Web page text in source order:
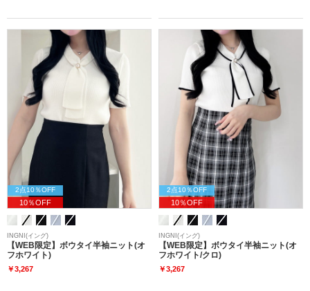
2点10％OFF
10％OFF
INGNI(イング)
【WEB限定】ボウタイ半袖ニット(オ
フホワイト)
￥3,267
2点10％OFF
10％OFF
INGNI(イング)
【WEB限定】ボウタイ半袖ニット(オ
フホワイト/クロ)
￥3,267